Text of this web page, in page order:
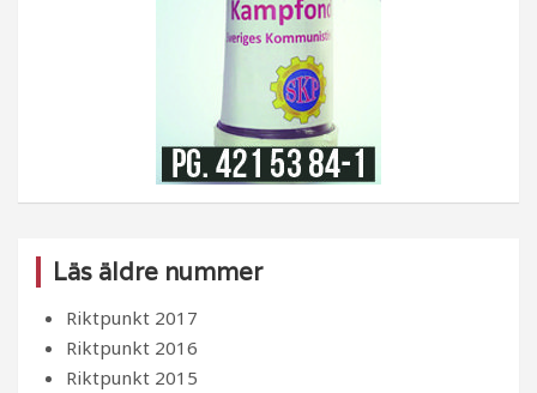
Läs äldre nummer
Riktpunkt 2017
Riktpunkt 2016
Riktpunkt 2015